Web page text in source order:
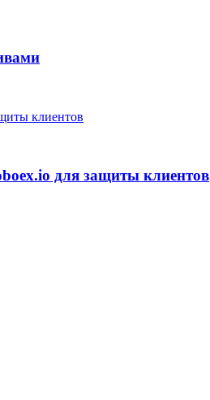
для защиты клиентов